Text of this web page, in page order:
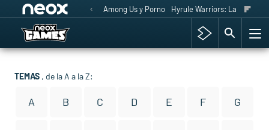
Among Us y Porno Hyrule Warriors: La Era del
TEMAS , de la A a la Z:
A B C D E F G